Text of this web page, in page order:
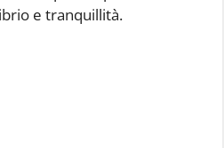
e tranquillità.